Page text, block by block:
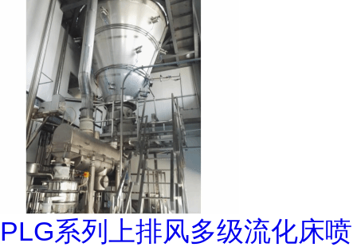
PLG系列上排风多级流化床喷